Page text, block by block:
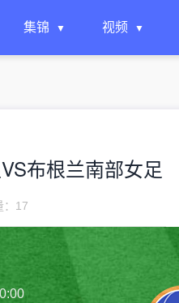
集锦 视频
布根兰南部女足
17